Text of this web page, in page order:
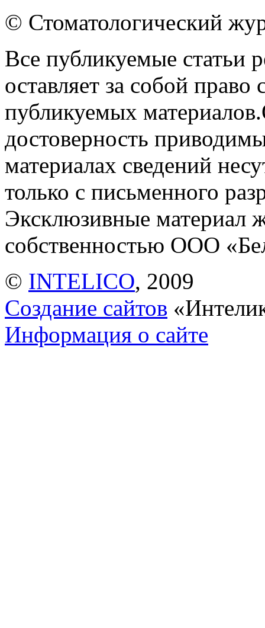
© Стоматологический
Все публикуемые статьи
оставляет за собой
публикуемых
достоверность
материалах сведений
только с письменного
Эксклюзивные материал
собственностью ООО
© INTELICO, 2009
Создание сайтов
Информация о сайте